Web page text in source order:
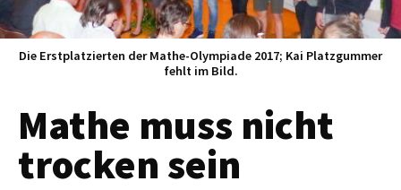
Die Erstplatzierten der Mathe-Olympiade 2017; Kai Platzgummer
fehlt im Bild.
Mathe muss nicht
trocken sein